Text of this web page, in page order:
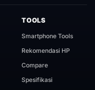
TOOLS
Smartphone Tools
Rekomendasi HP
Compare
Spesifikasi